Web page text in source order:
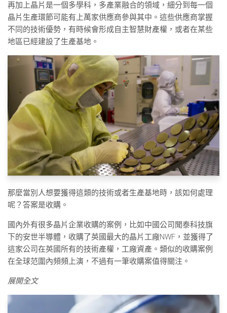
再加上晶片是一個多學科，多產業融合的領域，細分到每一個
晶片生產環節可能有上萬家供應商參與其中。這些供應商掌握
不同的技術優勢，有時候會形成自主智慧財產權，或者在某些
地區已經建設了生產基地。
那麼當別人想要獲得這類的技術或者生產基地時，該如何處理
呢？答案是收購。
國內外有很多晶片企業收購的案例，比如中國公司聞泰科技旗
下的安世半導體，收購了英國最大的晶片工廠NWF，並獲得了
這家公司在英國所有的技術產權，工廠資產。類似的收購案例
在全球范圍內頻頻上演，不過有一筆收購案值得關注。
展開全文